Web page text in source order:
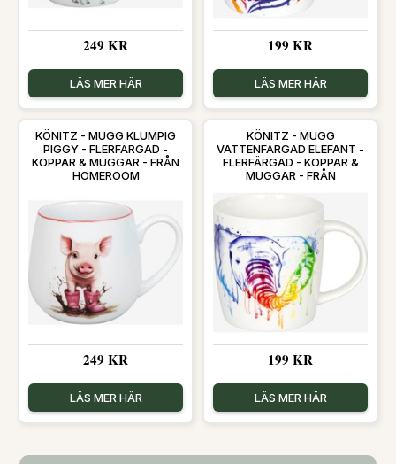
249 KR
LÄS MER HÄR
199 KR
LÄS MER HÄR
KÖNITZ - MUGG KLUMPIG
PIGGY - FLERFÄRGAD -
KOPPAR & MUGGAR - FRÅN
HOMEROOM
249 KR
LÄS MER HÄR
KÖNITZ - MUGG
VATTENFÄRGAD ELEFANT -
FLERFÄRGAD - KOPPAR &
MUGGAR - FRÅN
199 KR
LÄS MER HÄR